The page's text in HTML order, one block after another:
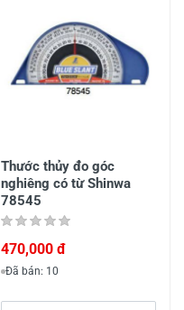
Thước thủy đo góc
nghiêng có từ Shinwa
78545
470,000 đ
Đã bán: 10